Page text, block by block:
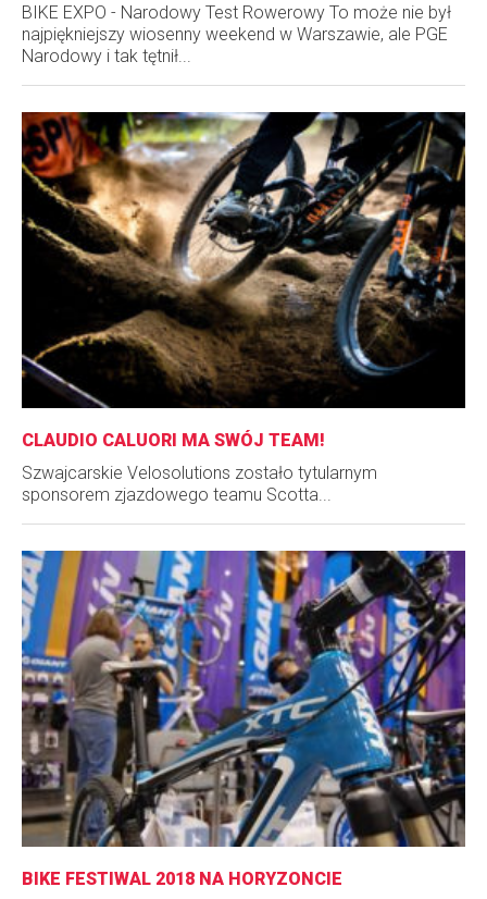
BIKE EXPO - Narodowy Test Rowerowy To może nie był
najpiękniejszy wiosenny weekend w Warszawie, ale PGE
Narodowy i tak tętnił...
CLAUDIO CALUORI MA SWÓJ TEAM!
Szwajcarskie Velosolutions zostało tytularnym
sponsorem zjazdowego teamu Scotta...
BIKE FESTIWAL 2018 NA HORYZONCIE